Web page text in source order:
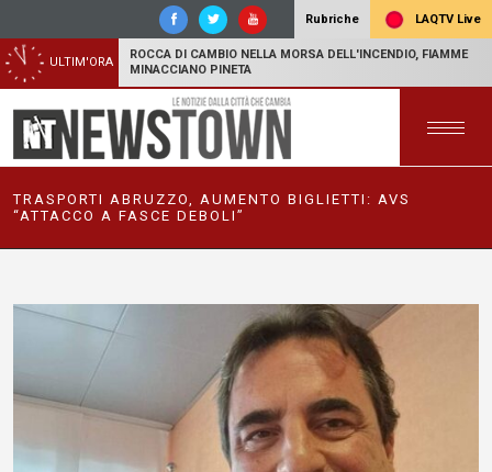
Rubriche LAQTV Live
ULTIM'ORA
ROCCA DI CAMBIO NELLA MORSA DELL'INCENDIO, FIAMME
MINACCIANO PINETA
TRASPORTI ABRUZZO, AUMENTO BIGLIETTI: AVS
“ATTACCO A FASCE DEBOLI”